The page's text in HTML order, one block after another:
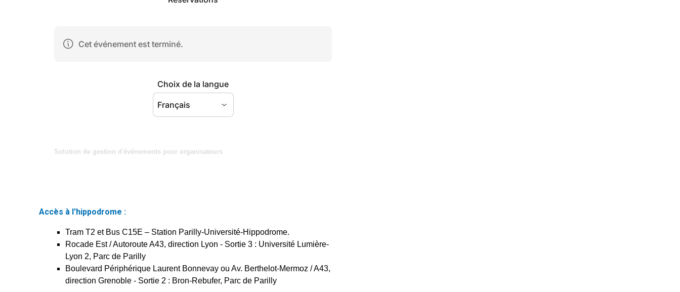
Solution de gestion d'événements pour organisateurs
Accès à l'hippodrome :
Tram T2 et Bus C15E – Station Parilly-Université-Hippodrome.
Rocade Est / Autoroute A43, direction Lyon - Sortie 3 : Université Lumière-
Lyon 2, Parc de Parilly
Boulevard Périphérique Laurent Bonnevay ou Av. Berthelot-Mermoz / A43,
direction Grenoble - Sortie 2 : Bron-Rebufer, Parc de Parilly